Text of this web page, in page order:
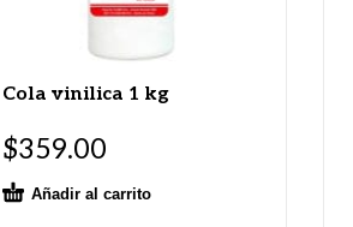
Cola vinilica 1 kg
$359.00
Añadir al carrito